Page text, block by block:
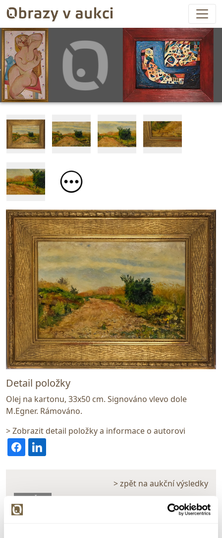
Detail položky
Olej na kartonu, 33x50 cm. Signováno vlevo dole
M.Egner. Rámováno.
> Zobrazit detail položky a informace o autorovi
> zpět na aukční výsledky
VYDRAŽENO
Maria Egner